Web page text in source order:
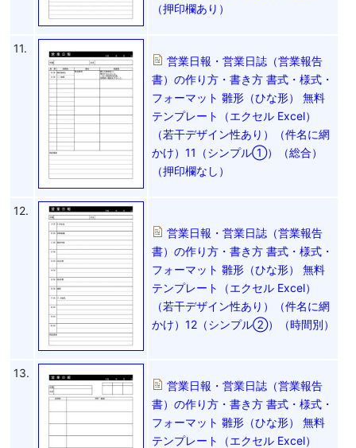
（押印欄あり）
11.
営業日報・営業日誌（営業報告
書）の作り方・書き方 書式・様式・
フォーマット 雛形（ひな形） 無料
テンプレート（エクセル Excel）
（若干デザイン性あり）（件名に網
かけ）11（シンプル①）（総合）
（押印欄なし）
12.
営業日報・営業日誌（営業報告
書）の作り方・書き方 書式・様式・
フォーマット 雛形（ひな形） 無料
テンプレート（エクセル Excel）
（若干デザイン性あり）（件名に網
かけ）12（シンプル②）（時間別）
13.
営業日報・営業日誌（営業報告
書）の作り方・書き方 書式・様式・
フォーマット 雛形（ひな形） 無料
テンプレート（エクセル Excel）